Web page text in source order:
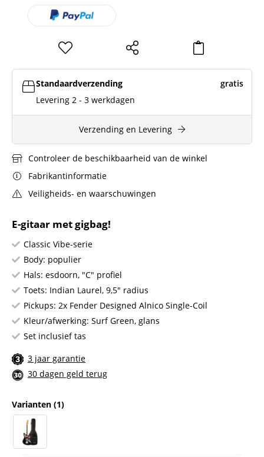
E-gitaar met gigbag!
Classic Vibe-serie
Body: populier
Hals: esdoorn, "C" profiel
Toets: Indian Laurel, 9,5" radius
Pickups: 2x Fender Designed Alnico Single-Coil
Kleur/afwerking: Surf Green, glans
Set inclusief tas
3 jaar garantie
30 dagen geld terug
Varianten (1)
Standaardverzending
gratis
Levering 2 - 3 werkdagen
Verzending en Levering
Controleer de beschikbaarheid van de winkel
Fabrikantinformatie
Veiligheids- en waarschuwingen